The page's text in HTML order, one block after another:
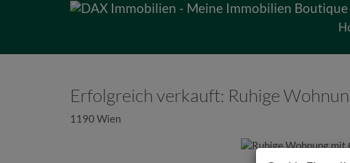
Erfolgreich verkauft: Ruhige
1190 Wien